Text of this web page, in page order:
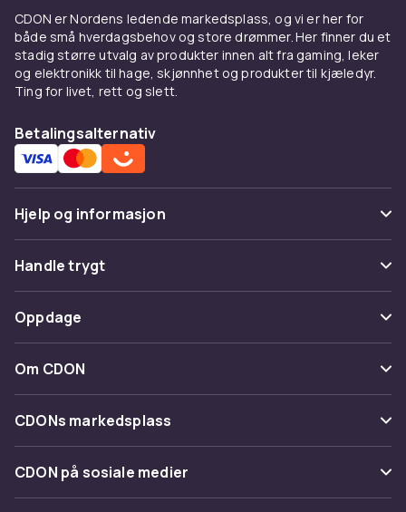
CDON er Nordens ledende markedsplass, og vi er her for
både små hverdagsbehov og store drømmer. Her finner du et
stadig større utvalg av produkter innen alt fra gaming, leker
og elektronikk til hage, skjønnhet og produkter til kjæledyr.
Ting for livet, rett og slett.
Betalingsalternativ
Hjelp og informasjon
Vanlige spørsmål
Spor pakke
Angre & returner her
Kontakt oss
Handle trygt
Betaling
Levering
Tilbakekallinger
Oppdage
Kategorier
Varemerker
Om CDON
Om oss
Kundeanmeldelser
Jobbe på CDON
CDONs markedsplass
Merchant Help Center
CDON på sosiale medier